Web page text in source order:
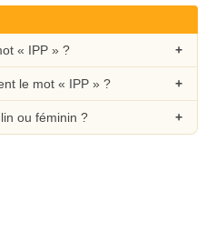
« IPP » ?
le mot « IPP » ?
ou féminin ?